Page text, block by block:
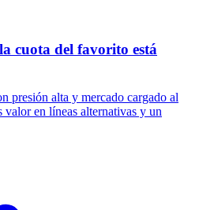
cuota del favorito está
presión alta y mercado cargado al
en líneas alternativas y un